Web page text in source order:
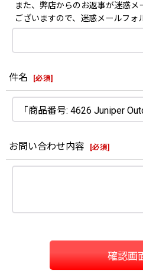
また、弊店からのお返事が迷惑
ございますので、迷惑メールフォ
件名 [必須]
お問い合わせ内容 [必須]
確認画